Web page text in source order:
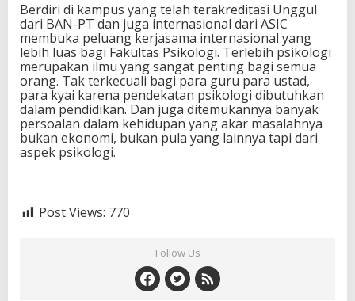
Berdiri di kampus yang telah terakreditasi Unggul
dari BAN-PT dan juga internasional dari ASIC
membuka peluang kerjasama internasional yang
lebih luas bagi Fakultas Psikologi. Terlebih psikologi
merupakan ilmu yang sangat penting bagi semua
orang. Tak terkecuali bagi para guru para ustad,
para kyai karena pendekatan psikologi dibutuhkan
dalam pendidikan. Dan juga ditemukannya banyak
persoalan dalam kehidupan yang akar masalahnya
bukan ekonomi, bukan pula yang lainnya tapi dari
aspek psikologi.
Post Views: 770
Follow Us